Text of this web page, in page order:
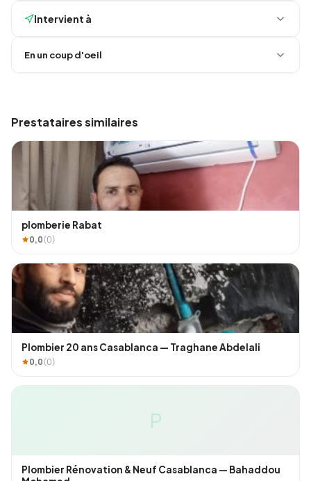
Intervient à
En un coup d'oeil
Prestataires similaires
plomberie Rabat
0,0(0)
Plombier 20 ans Casablanca — Traghane Abdelali
0,0(0)
P
Plombier Rénovation & Neuf Casablanca — Bahaddou